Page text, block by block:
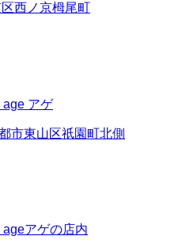
西ノ京栂尾町
アゲ
市東山区祇園町北側
アゲの店内